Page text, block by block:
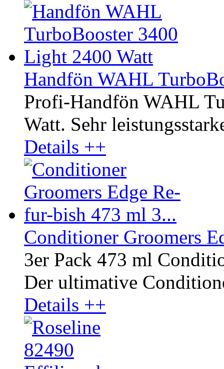
Handfön WAHL
Profi-Handfön WAHL
Watt. Sehr
Details ++
Conditioner Groomers
3er Pack 473 ml
Der ultimative
Details ++